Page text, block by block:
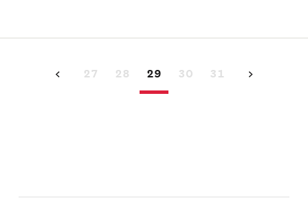
27 28 29 30 31